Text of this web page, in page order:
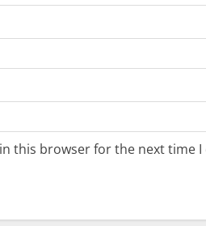
this browser for the next time